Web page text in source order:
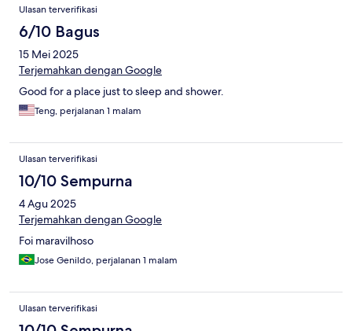
Ulasan terverifikasi
6/10 Bagus
15 Mei 2025
Terjemahkan dengan Google
Good for a place just to sleep and shower.
Teng, perjalanan 1 malam
Ulasan terverifikasi
10/10 Sempurna
4 Agu 2025
Terjemahkan dengan Google
Foi maravilhoso
Jose Genildo, perjalanan 1 malam
Ulasan terverifikasi